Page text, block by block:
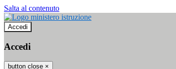
Salta al contenuto
Accedi
Accedi
button close ×